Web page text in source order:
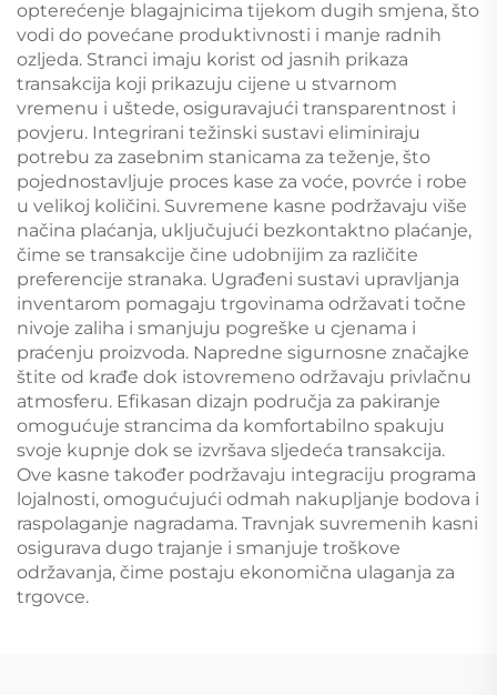
opterećenje blagajnicima tijekom dugih smjena, što
vodi do povećane produktivnosti i manje radnih
ozljeda. Stranci imaju korist od jasnih prikaza
transakcija koji prikazuju cijene u stvarnom
vremenu i uštede, osiguravajući transparentnost i
povjeru. Integrirani težinski sustavi eliminiraju
potrebu za zasebnim stanicama za teženje, što
pojednostavljuje proces kase za voće, povrće i robe
u velikoj količini. Suvremene kasne podržavaju više
načina plaćanja, uključujući bezkontaktno plaćanje,
čime se transakcije čine udobnijim za različite
preferencije stranaka. Ugrađeni sustavi upravljanja
inventarom pomagaju trgovinama održavati točne
nivoje zaliha i smanjuju pogreške u cjenama i
praćenju proizvoda. Napredne sigurnosne značajke
štite od krađe dok istovremeno održavaju privlačnu
atmosferu. Efikasan dizajn područja za pakiranje
omogućuje strancima da komfortabilno spakuju
svoje kupnje dok se izvršava sljedeća transakcija.
Ove kasne također podržavaju integraciju programa
lojalnosti, omogućujući odmah nakupljanje bodova i
raspolaganje nagradama. Travnjak suvremenih kasni
osigurava dugo trajanje i smanjuje troškove
održavanja, čime postaju ekonomična ulaganja za
trgovce.